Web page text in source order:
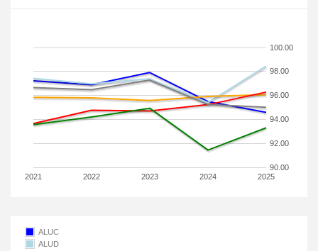
2021 2022 2023 2024 2025
90.00
92.00
94.00
96.00
98.00
100.00
ALUC
ALUD